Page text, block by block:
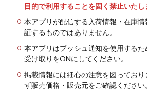
目的で利用することを固く禁止いたし
本アプリが配信する入荷情報・在庫
証するものではありません。
本アプリはプッシュ通知を使用する
受け取りをONにしてください。
掲載情報には細心の注意を図ってお
ず販売価格・販売元をご確認ください